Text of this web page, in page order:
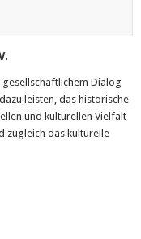
Dialog
leisten, das historische
und kulturellen Vielfalt
zugleich das kulturelle